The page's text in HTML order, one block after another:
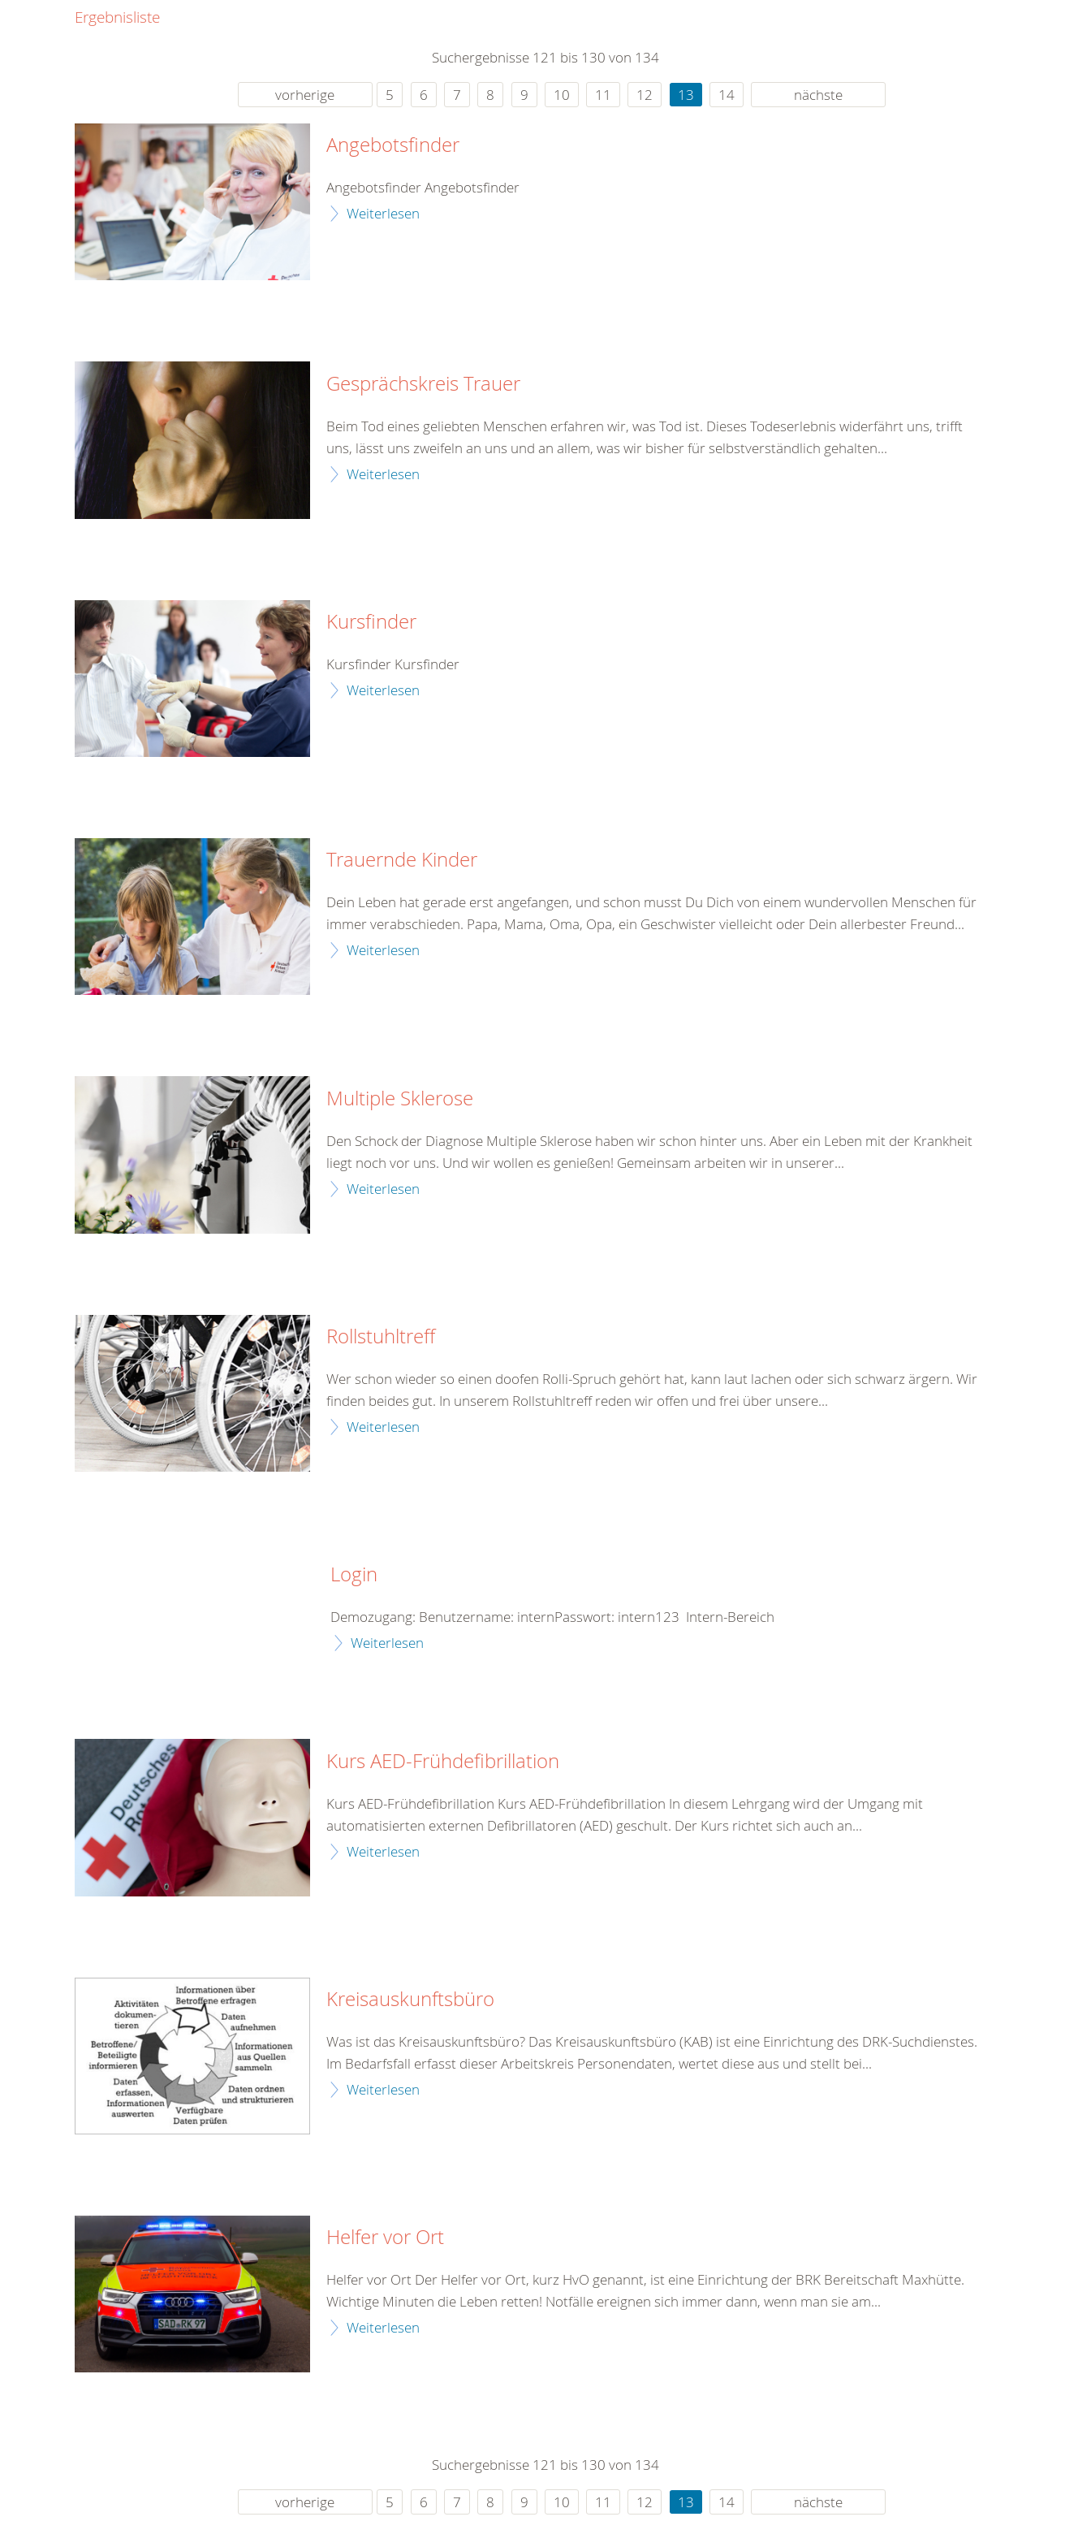
rund um die Uhr
Ergebnisliste
Suchergebnisse 121 bis 130 von 134
vorherige
5 6 7 8 9 10 11 12 13 14 nächste
Angebotsfinder
Angebotsfinder Angebotsfinder
Weiterlesen
Gesprächskreis Trauer
Beim Tod eines geliebten Menschen erfahren wir, was Tod ist. Dieses Todeserlebnis widerfährt uns, trifft
uns, lässt uns zweifeln an uns und an allem, was wir bisher für selbstverständlich gehalten...
Weiterlesen
Kursfinder
Kursfinder Kursfinder
Weiterlesen
Trauernde Kinder
Dein Leben hat gerade erst angefangen, und schon musst Du Dich von einem wundervollen Menschen für
immer verabschieden. Papa, Mama, Oma, Opa, ein Geschwister vielleicht oder Dein allerbester Freund...
Weiterlesen
Multiple Sklerose
Den Schock der Diagnose Multiple Sklerose haben wir schon hinter uns. Aber ein Leben mit der Krankheit
liegt noch vor uns. Und wir wollen es genießen! Gemeinsam arbeiten wir in unserer...
Weiterlesen
Rollstuhltreff
Wer schon wieder so einen doofen Rolli-Spruch gehört hat, kann laut lachen oder sich schwarz ärgern. Wir
finden beides gut. In unserem Rollstuhltreff reden wir offen und frei über unsere...
Weiterlesen
Login
Demozugang: Benutzername: internPasswort: intern123 Intern-Bereich
Weiterlesen
Kurs AED-Frühdefibrillation
Kurs AED-Frühdefibrillation Kurs AED-Frühdefibrillation In diesem Lehrgang wird der Umgang mit
automatisierten externen Defibrillatoren (AED) geschult. Der Kurs richtet sich auch an...
Weiterlesen
Kreisauskunftsbüro
Was ist das Kreisauskunftsbüro? Das Kreisauskunftsbüro (KAB) ist eine Einrichtung des DRK-Suchdienstes.
Im Bedarfsfall erfasst dieser Arbeitskreis Personendaten, wertet diese aus und stellt bei...
Weiterlesen
Helfer vor Ort
Helfer vor Ort Der Helfer vor Ort, kurz HvO genannt, ist eine Einrichtung der BRK Bereitschaft Maxhütte.
Wichtige Minuten die Leben retten! Notfälle ereignen sich immer dann, wenn man sie am...
Weiterlesen
Suchergebnisse 121 bis 130 von 134
vorherige
5 6 7 8 9 10 11 12 13 14 nächste